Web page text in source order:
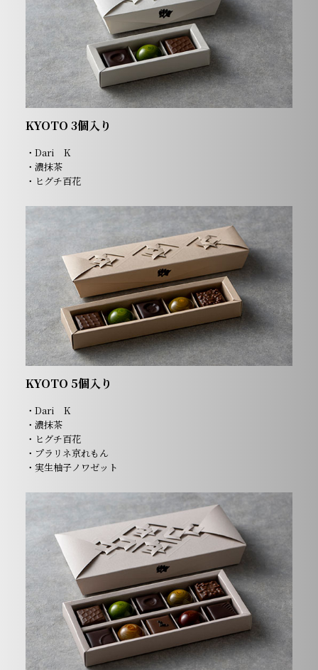
KYOTO 3個入り
・Dari K
・濃抹茶
・ヒグチ百花
KYOTO 5個入り
・Dari K
・濃抹茶
・ヒグチ百花
・プラリネ京れもん
・実生柚子ノワゼット